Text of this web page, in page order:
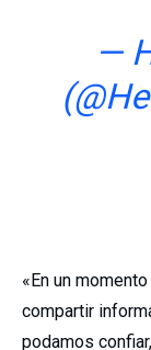
—
«En un
compartir
podamos